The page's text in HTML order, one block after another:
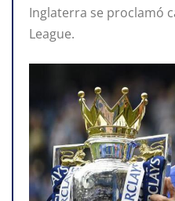
Inglaterra se proclamó
League.